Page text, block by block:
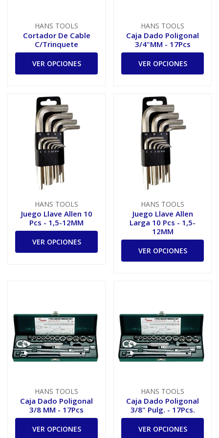
HANS TOOLS
Cortador De Cable
C/Trinquete
VER OPCIONES
HANS TOOLS
Caja Dado Poligonal
3/4"MM - 17Pcs
VER OPCIONES
HANS TOOLS
Juego Llave Allen 10
Pcs - 1,5-12MM
VER OPCIONES
HANS TOOLS
Juego Llave Allen
Larga 10 Pcs - 1,5-
12MM
VER OPCIONES
HANS TOOLS
Caja Dado Poligonal
3/8 MM - 17Pcs
VER OPCIONES
HANS TOOLS
Caja Dado Poligonal
3/8" Pulg. - 17Pcs.
VER OPCIONES